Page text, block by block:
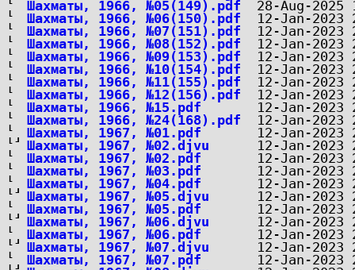
Шахматы, 1966, №05(149).pdf
Шахматы, 1966, №06(150).pdf
Шахматы, 1966, №07(151).pdf
Шахматы, 1966, №08(152).pdf
Шахматы, 1966, №09(153).pdf
Шахматы, 1966, №10(154).pdf
Шахматы, 1966, №11(155).pdf
Шахматы, 1966, №12(156).pdf
Шахматы, 1966, №15.pdf
Шахматы, 1966, №24(168).pdf
Шахматы, 1967, №01.pdf
Шахматы, 1967, №02.djvu
Шахматы, 1967, №02.pdf
Шахматы, 1967, №03.pdf
Шахматы, 1967, №04.pdf
Шахматы, 1967, №05.djvu
Шахматы, 1967, №05.pdf
Шахматы, 1967, №06.djvu
Шахматы, 1967, №06.pdf
Шахматы, 1967, №07.djvu
Шахматы, 1967, №07.pdf